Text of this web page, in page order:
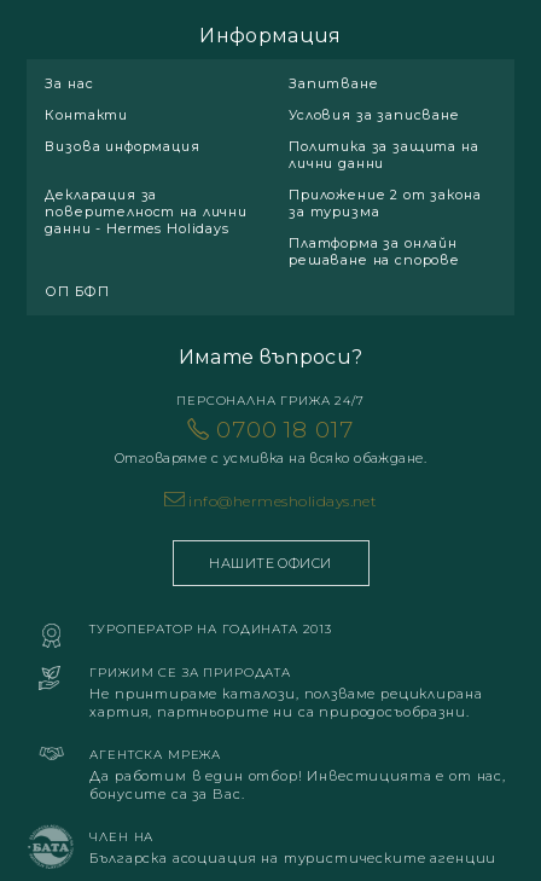
Информация
За нас
Запитване
Контакти
Условия за записване
Визова информация
Политика за защита на
лични данни
Декларация за
поверителност на лични
данни - Hermes Holidays
Приложение 2 от закона
за туризма
Платформа за онлайн
решаване на спорове
ОП БФП
Имате въпроси?
ПЕРСОНАЛНА ГРИЖА 24/7
0700 18 017
Отговаряме с усмивка на всяко обаждане.
info@hermesholidays.net
НАШИТЕ ОФИСИ
ТУРОПЕРАТОР НА ГОДИНАТА 2013
ГРИЖИМ СЕ ЗА ПРИРОДАТА
Не принтираме каталози, ползваме рециклирана
хартия, партньорите ни са природосъобразни.
АГЕНТСКА МРЕЖА
Да работим в един отбор! Инвестицията е от нас,
бонусите са за Вас.
ЧЛЕН НА
Българска асоциация на туристическите агенции